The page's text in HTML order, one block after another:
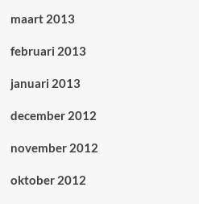
maart 2013
februari 2013
januari 2013
december 2012
november 2012
oktober 2012